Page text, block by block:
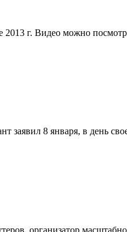
2013 г. Видео можно
заявил 8 января, в день
организатор